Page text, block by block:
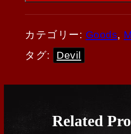
カテゴリー: Goods,
タグ:
Devil
Related